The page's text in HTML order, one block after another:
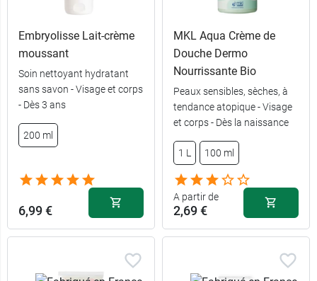
6,99 €
750 ml 9,49 €
Embryolisse Lait-crème
moussant
Soin nettoyant hydratant
sans savon - Visage et corps
- Dès 3 ans
200 ml
6,99 €
MKL Aqua Crème de
Douche Dermo
Nourrissante Bio
Peaux sensibles, sèches, à
tendance atopique - Visage
et corps - Dès la naissance
1 L 100 ml
A partir de
2,69 €